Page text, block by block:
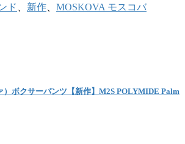
ド 新作 MOSKOVA モスコバ
）ボクサーパンツ【新作】M2S POLYMIDE Palm